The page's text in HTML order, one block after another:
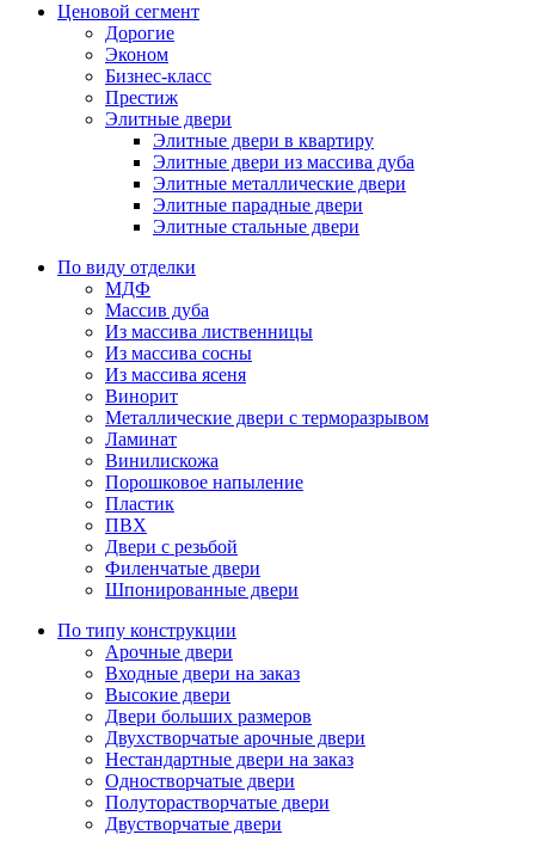
Ценовой сегмент
Дорогие
Эконом
Бизнес-класс
Престиж
Элитные двери
Элитные двери в квартиру
Элитные двери из массива дуба
Элитные металлические двери
Элитные парадные двери
Элитные стальные двери
По виду отделки
МДФ
Массив дуба
Из массива лиственницы
Из массива сосны
Из массива ясеня
Винорит
Металлические двери с терморазрывом
Ламинат
Винилискожа
Порошковое напыление
Пластик
ПВХ
Двери с резьбой
Филенчатые двери
Шпонированные двери
По типу конструкции
Арочные двери
Входные двери на заказ
Высокие двери
Двери больших размеров
Двухстворчатые арочные двери
Нестандартные двери на заказ
Одностворчатые двери
Полуторастворчатые двери
Двустворчатые двери